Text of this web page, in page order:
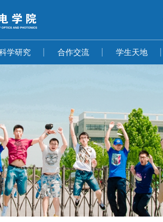
学研究 合作交流 学生天地